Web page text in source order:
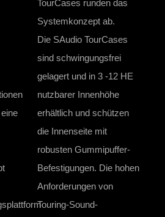
TourCases runden das
Systemkonzept ab.
Die SAudio TourCases
sind schwingungsfrei
gelagert und in 3 -12 HE
nutzbarer Innenhöhe
erhältlich und schützen
die Innenseite mit
robusten Gummipuffer-
Befestigungen. Die hohen
Anforderungen von
Touring-Sound-